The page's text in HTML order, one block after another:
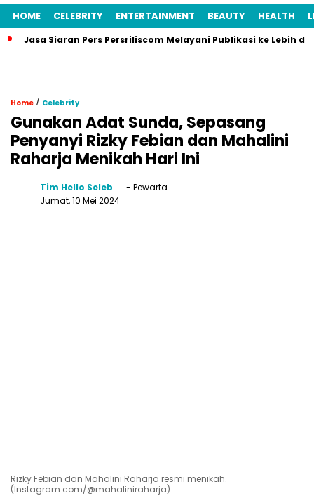
HOME CELEBRITY ENTERTAINMENT BEAUTY HEALTH
Jasa Siaran Pers Persriliscom Melayani Publikasi ke Lebih
Home / Celebrity
Gunakan Adat Sunda, Sepasang
Penyanyi Rizky Febian dan Mahalini
Raharja Menikah Hari Ini
Tim Hello Seleb
- Pewarta
Jumat, 10 Mei 2024
Rizky Febian dan Mahalini Raharja resmi menikah.
(Instagram.com/@mahaliniraharja)